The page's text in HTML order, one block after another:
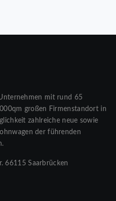
mit rund 65
großen Firmenstandort in
zahlreiche neue sowie
der führenden
66115 Saarbrücken